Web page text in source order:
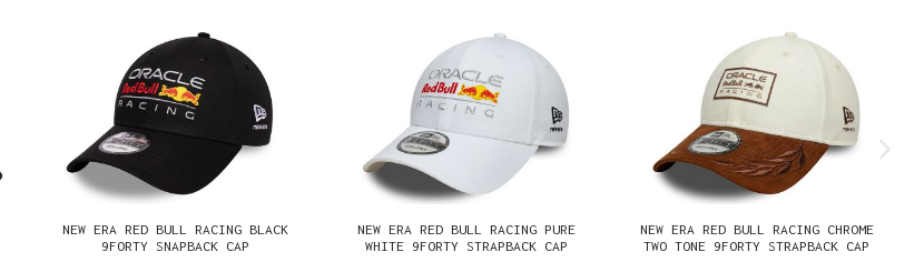
NEW ERA RED BULL RACING BLACK
9FORTY SNAPBACK CAP
NEW ERA RED BULL RACING PURE
WHITE 9FORTY STRAPBACK CAP
NEW ERA RED BULL RACING CHROME
TWO TONE 9FORTY STRAPBACK CAP